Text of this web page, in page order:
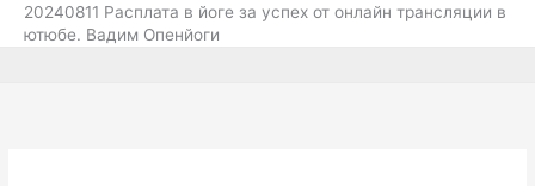
20240811 Расплата в йоге за успех от онлайн трансляции в
ютюбе. Вадим Опенйоги